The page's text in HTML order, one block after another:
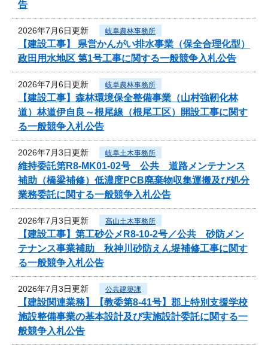
告
2026年7月6日更新 岐阜農林事務所
【建設工事】 県営かんがい排水事業（保全合理化型）
政田用水地区 第1号工事に関する一般競争入札公告
2026年7月6日更新 岐阜農林事務所
【建設工事】森林環境保全整備事業（山村強靭化林
道）林道伊自良～根尾線（根尾工区）開設工事に関す
る一般競争入札公告
2026年7月3日更新 岐阜土木事務所
維持委託第R8-MK01-02号 公共 道路メンテナンス
補助（橋梁補修）低濃度PCB廃棄物収集運搬及び処分
業務委託に関する一般競争入札公告
2026年7月3日更新 高山土木事務所
【建設工事】第工砂公メR8-10-2号／公共 砂防メン
テナンス事業補助 秋神川砂防えん堤補修工事に関す
る一般競争入札公告
2026年7月3日更新 公共建築課
【建設関連業務】【教委第8-41号】郡上特別支援学校
施設整備事業の基本設計及び実施設計委託に関する一
般競争入札公告